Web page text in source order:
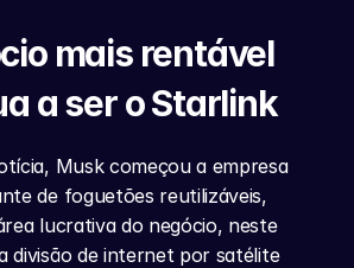
mais rentável
a ser o Starlink
Musk começou a empresa
de foguetões reutilizáveis,
lucrativa do negócio, neste
divisão de internet por satélite